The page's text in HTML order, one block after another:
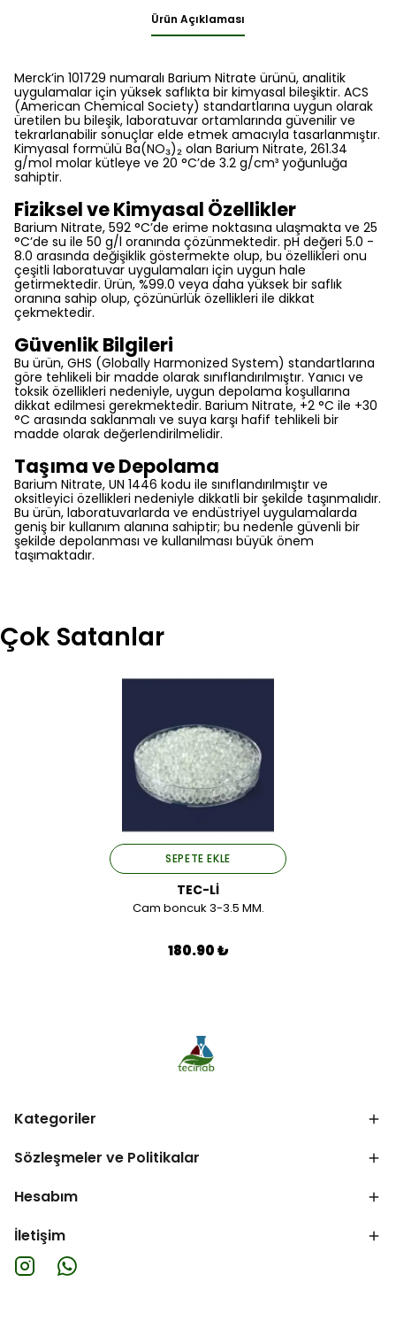
Ürün Açıklaması
Merck’in 101729 numaralı Barium Nitrate ürünü, analitik
uygulamalar için yüksek saflıkta bir kimyasal bileşiktir. ACS
(American Chemical Society) standartlarına uygun olarak
üretilen bu bileşik, laboratuvar ortamlarında güvenilir ve
tekrarlanabilir sonuçlar elde etmek amacıyla tasarlanmıştır.
Kimyasal formülü Ba(NO₃)₂ olan Barium Nitrate, 261.34
g/mol molar kütleye ve 20 °C’de 3.2 g/cm³ yoğunluğa
sahiptir.
Fiziksel ve Kimyasal Özellikler
Barium Nitrate, 592 °C’de erime noktasına ulaşmakta ve 25
°C’de su ile 50 g/l oranında çözünmektedir. pH değeri 5.0 -
8.0 arasında değişiklik göstermekte olup, bu özellikleri onu
çeşitli laboratuvar uygulamaları için uygun hale
getirmektedir. Ürün, %99.0 veya daha yüksek bir saflık
oranına sahip olup, çözünürlük özellikleri ile dikkat
çekmektedir.
Güvenlik Bilgileri
Bu ürün, GHS (Globally Harmonized System) standartlarına
göre tehlikeli bir madde olarak sınıflandırılmıştır. Yanıcı ve
toksik özellikleri nedeniyle, uygun depolama koşullarına
dikkat edilmesi gerekmektedir. Barium Nitrate, +2 °C ile +30
°C arasında saklanmalı ve suya karşı hafif tehlikeli bir
madde olarak değerlendirilmelidir.
Taşıma ve Depolama
Barium Nitrate, UN 1446 kodu ile sınıflandırılmıştır ve
oksitleyici özellikleri nedeniyle dikkatli bir şekilde taşınmalıdır.
Bu ürün, laboratuvarlarda ve endüstriyel uygulamalarda
geniş bir kullanım alanına sahiptir; bu nedenle güvenli bir
şekilde depolanması ve kullanılması büyük önem
taşımaktadır.
Çok Satanlar
SEPETE EKLE
TEC-Lİ
Cam boncuk 3-3.5 MM.
180.90 ₺
Kategoriler
Sözleşmeler ve Politikalar
Hesabım
İletişim